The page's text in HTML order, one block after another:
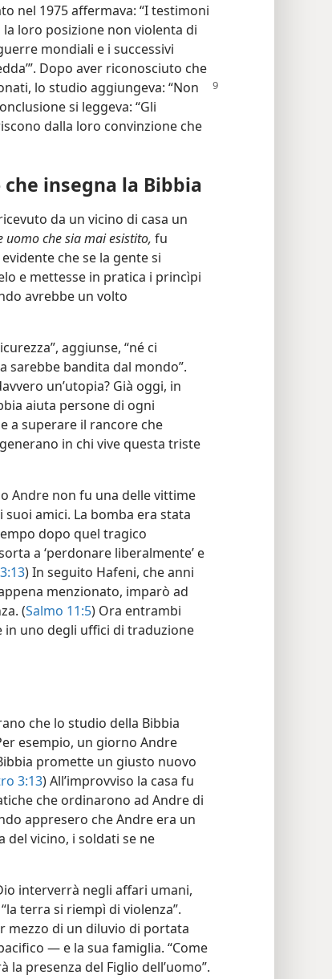
nel 1975 affermava: “I testimoni
loro posizione non violenta di
mondiali e i successivi
Dopo aver riconosciuto che
lo studio aggiungeva: “Non
si leggeva: “Gli
dalla loro convinzione che
insegna la Bibbia
da un vicino di casa un
uomo che sia mai esistito, fu
che se la gente si
e mettesse in pratica i princìpi
avrebbe un volto
aggiunse, “né ci
sarebbe bandita dal mondo”.
un’utopia? Già oggi, in
aiuta persone di ogni
a superare il rancore che
in chi vive questa triste
Andre non fu una delle vittime
amici. La bomba era stata
dopo quel tragico
a ‘perdonare liberalmente’ e
) In seguito Hafeni, che anni
menzionato, imparò ad
(Salmo 11:5) Ora entrambi
in uno degli uffici di traduzione
che lo studio della Bibbia
esempio, un giorno Andre
promette un giusto nuovo
3:13) All’improvviso la casa fu
che ordinarono ad Andre di
appresero che Andre era un
del vicino, i soldati se ne
interverrà negli affari umani,
terra si riempì di violenza”.
mezzo di un diluvio di portata
— e la sua famiglia. “Come
la presenza del Figlio dell’uomo”.